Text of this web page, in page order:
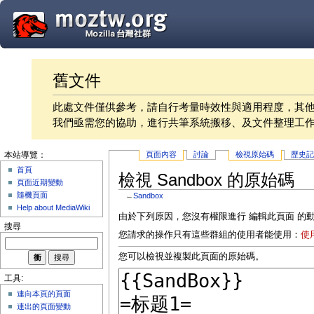
舊文件
此處文件僅供參考，請自行考量時效性與適用程度，其
我們亟需您的協助，進行共筆系統搬移、及文件整理工
頁面內容 討論 檢視原始碼 歷史
檢視 Sandbox 的原始碼
←Sandbox
由於下列原因，您沒有權限進行 編輯此頁面 的
您請求的操作只有這些群組的使用者能使用： 使
您可以檢視並複製此頁面的原始碼。
本站導覽：
首頁
頁面近期變動
隨機頁面
Help about MediaWiki
搜尋
工具:
連向本頁的頁面
連出的頁面變動